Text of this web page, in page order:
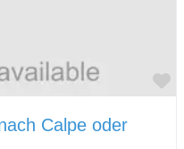
Calpe oder